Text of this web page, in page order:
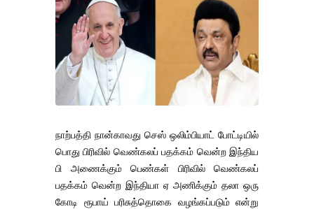
நாற்பத்தி நான்காவது செஸ் ஒலிம்பியாட் போட்டியில்
பொது பிரிவில் வெண்கலப் பதக்கம் வென்ற இந்திய
பி அணைக்கும் பெண்கள் பிரிவில் வெண்கலப்
பதக்கம் வென்ற இந்தியா ஏ அணிக்கும் தலா ஒரு
கோடி ரூபாய் பரிசுத்தொகை வழங்கப்படும் என்று